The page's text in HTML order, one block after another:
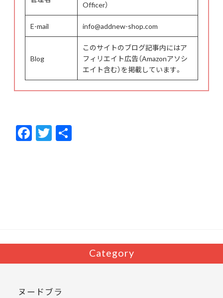
Officer）
E-mail info@addnew-shop.com
Blog
このサイトのブログ記事内にはア
フィリエイト広告（Amazonアソシ
エイト含む）を掲載しています。
F
ac
T
w
Category
ヌードブラ